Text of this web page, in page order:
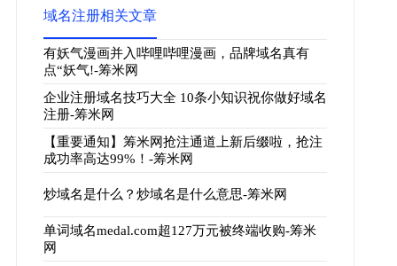
域名注册相关文章
有妖气漫画并入哔哩哔哩漫画，品牌域名真有
点“妖气!-筹米网
企业注册域名技巧大全 10条小知识祝你做好域名
注册-筹米网
【重要通知】筹米网抢注通道上新后缀啦，抢注
成功率高达99%！-筹米网
炒域名是什么？炒域名是什么意思-筹米网
单词域名medal.com超127万元被终端收购-筹米
网